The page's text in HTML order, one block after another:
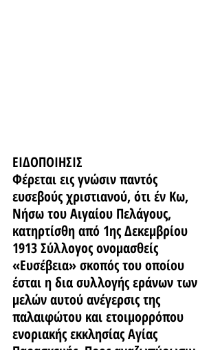
ΕΙΔΟΠΟΙΗΣΙΣ
Φέρεται εις γνώσιν παντός
ευσεβούς χριστιανού, ότι έν Κω,
Νήσω του Αιγαίου Πελάγους,
κατηρτίσθη από 1ης Δεκεμβρίου
1913 Σύλλογος ονομασθείς
«Ευσέβεια» σκοπός του οποίου
έσται η δια συλλογής εράνων των
μελών αυτού ανέγερσις της
παλαιφώτου και ετοιμορρόπου
ενοριακής εκκλησίας Αγίας